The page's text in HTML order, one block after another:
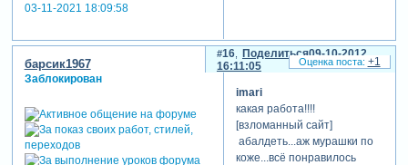
03-11-2021 18:09:58
спасибо еще раз!
я живу в своих роликах. и
мне очень дорого, что вы
это чувствуете.
Поделиться
16
09-10-2012
16:11:05
барсик1967
Заблокирован
imari
какая работа!!!!
[взломанный сайт]
абалдеть...аж мурашки по
коже...всё понравилось
+1